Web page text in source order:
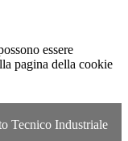
essere
pagina della cookie
Tecnico Industriale